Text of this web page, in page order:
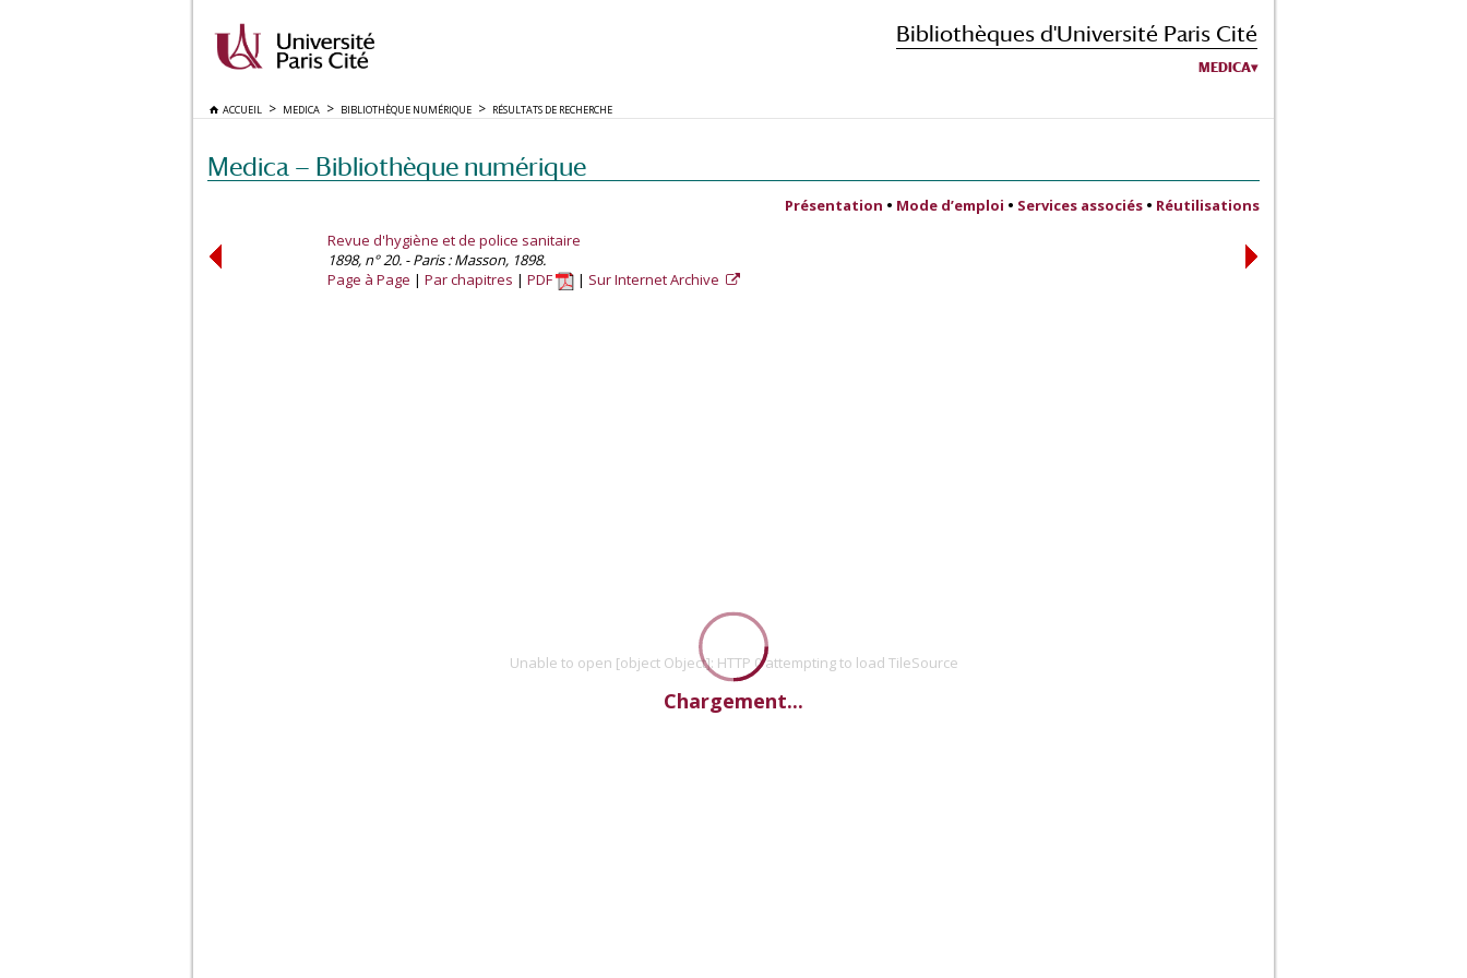
Bibliothèques d'Université Paris Cité
MEDICA
ACCUEIL MEDICA BIBLIOTHÈQUE NUMÉRIQUE RÉSULTATS DE RECHERCHE
Medica — Bibliothèque numérique
Présentation • Mode d’emploi • Services associés • Réutilisations
Revue d'hygiène et de police sanitaire
1898, n° 20. - Paris : Masson, 1898.
Page à Page
Par chapitres PDF Sur Internet Archive
Unable to open [object Object]: HTTP 0 attempting to load TileSource
Chargement...